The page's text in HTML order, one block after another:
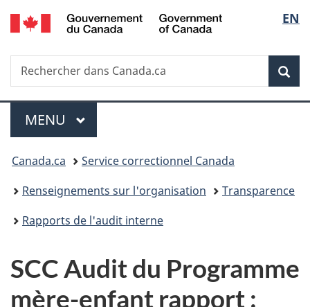
Passer
au
principal
Passer
à
Au
du
Passer
à
version
simplifiée
de
la
EN
Recherche
Rechercher
dans
Menu
MENU PRINCIPAL
Vous
êtes
ici :
Canada.ca
Service correctionnel Canada
Renseignements sur l'organisation
Transparence
Rapports de l'audit interne
SCC Audit du Programme
mère-enfant rapport :